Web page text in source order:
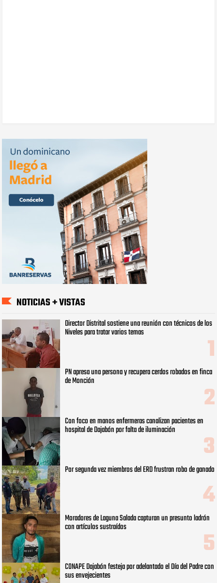
NOTICIAS + VISTAS
Director Distrital sostiene una reunión con técnicos de los
Niveles para tratar varios temas
PN apresa una persona y recupera cerdos robados en finca
de Monción
Con foco en manos enfermeras canalizan pacientes en
hospital de Dajabón por falta de iluminación
Por segunda vez miembros del ERD frustran robo de ganado
Moradores de Laguna Salada capturan un presunto ladrón
con artículos sustraídos
CONAPE Dajabón festeja por adelantado el Día del Padre con
sus envejecientes